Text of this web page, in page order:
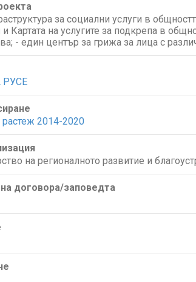
за социални услуги в
и Картата на услугите за подкрепа в
- един център за грижа за лица с
РУСЕ
2014-2020
на регионалното развитие и
договора/заповедта